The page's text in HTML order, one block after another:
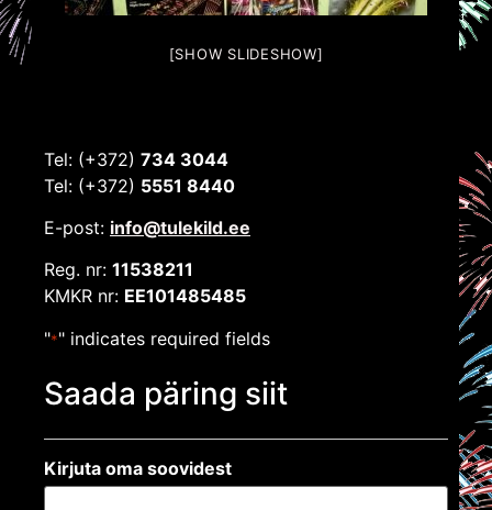
[SHOW SLIDESHOW]
Tel: (+372) 734 3044
Tel: (+372) 5551 8440
E-post: info@tulekild.ee
Reg. nr: 11538211
KMKR nr: EE101485485
"*" indicates required fields
Saada päring siit
Kirjuta oma soovidest